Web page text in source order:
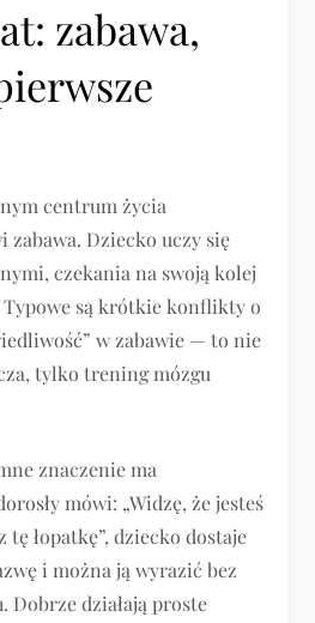
zabawa,
centrum życia
zabawa. Dziecko uczy się
czekania na swoją kolej
są krótkie konflikty o
w zabawie — to nie
tylko trening mózgu
znaczenie ma
mówi: „Widzę, że jesteś
tę łopatkę”, dziecko dostaje
i można ją wyrazić bez
działają proste